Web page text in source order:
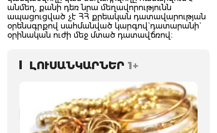
անմեղ, քանի դեռ նրա մեղավորությունն
ապացուցված չէ ՀՀ քրեական դատավարության
օրենսգրքով սահմանված կարգով` դատարանի`
օրինական ուժի մեջ մտած դատավճռով։
ԼՈՒՍԱՆԿԱՐՆԵՐ 1+